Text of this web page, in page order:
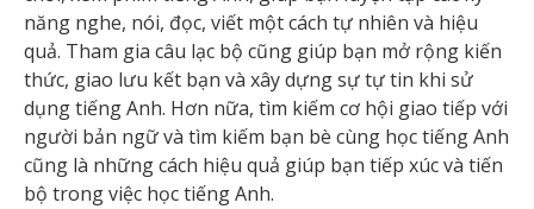
năng nghe, nói, đọc, viết một cách tự nhiên và hiệu
quả. Tham gia câu lạc bộ cũng giúp bạn mở rộng kiến
thức, giao lưu kết bạn và xây dựng sự tự tin khi sử
dụng tiếng Anh. Hơn nữa, tìm kiếm cơ hội giao tiếp với
người bản ngữ và tìm kiếm bạn bè cùng học tiếng Anh
cũng là những cách hiệu quả giúp bạn tiếp xúc và tiến
bộ trong việc học tiếng Anh.